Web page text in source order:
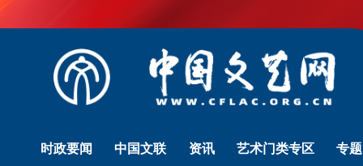
时政要闻 中国文联 资讯 艺术门类专区 专题